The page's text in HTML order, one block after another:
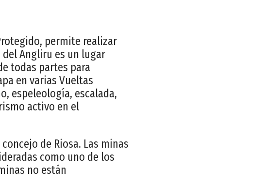
permite realizar
Angliru es un lugar
todas partes para
en varias Vueltas
espeleología, escalada,
activo en el
de Riosa. Las minas
como uno de los
no están